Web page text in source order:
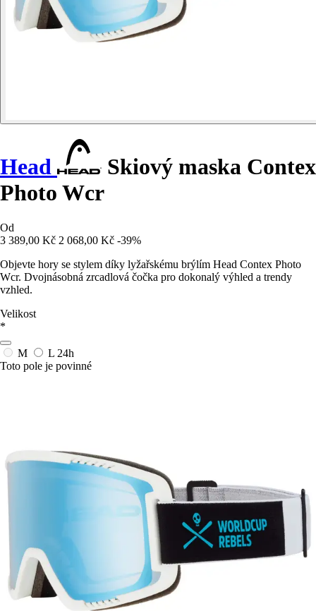
Head
Skiový maska Contex
Photo Wcr
Od
3 389,00 Kč 2 068,00 Kč -39%
Objevte hory se stylem díky lyžařskému brýlím Head Contex Photo
Wcr. Dvojnásobná zrcadlová čočka pro dokonalý výhled a trendy
vzhled.
Velikost
*
M L 24h
Toto pole je povinné